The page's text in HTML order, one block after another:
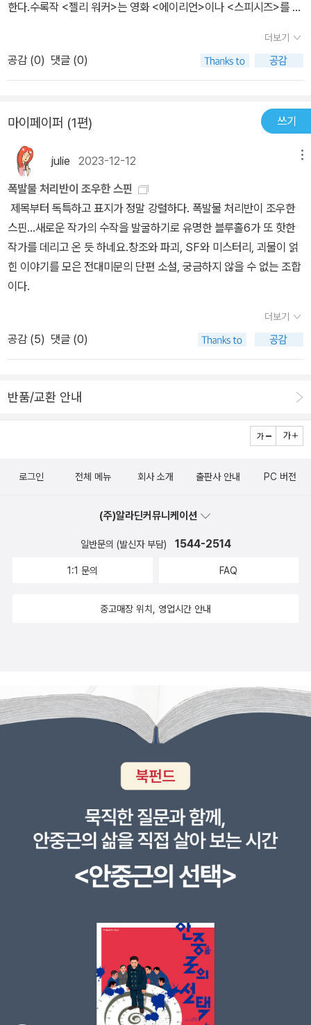
해 들였을 작가의 시간과 정성이 느껴져서 재밌다~! 재미없다~! 단순
하게 평가하기엔 내 자신이 건방지게 느껴질 정도로 숙연해지는 책이
다.😌내노라하는 이름있는 작가들이 내 뻑에 가서 습작처럼 써내려
싶어 헉~!! 하는 감탄과 함께 다시 앞장으로 가~!! 하게 만드는 반전
들은 입틀막~!! 그자체.🫢어렵다로 시작했지만 어렵다라는 생각은
저멀리~빠이빠이.ㆍㆍㆍ호불호가 갈렸던 전작 <테스카틀리포카>
를 나는 너무 재밌게 읽었던 독자였던지라 이 책을 선택하는 것에 한
치의 망설임이 없었다.불호였던 독자들이 많았기에 이 책에 선입견을
갖게 될까 싶어 걱정스럽다.가벼운 미스터리에 싫증나신 분들에게 나
는 이 책을 꼭~!! 읽어보시라 감히 권한다.🙏차원이 다른 미스터리
~!! 오해마시라. 그렇다고 작품성만 갖춘 재미없는 책이 결코 아니다.
😏멋진 단편집을 데려오신 출판사 대표님께 감사의 인사를 들입니
다.🫶
한다.수록작 <젤리 워커>는 영화 <에이리언>이나 <스피시즈>를 떠
을 집어넣는 야쿠자가 등장한다. 그런가하면 연쇄 살인범의 미술품
수집가가 주인공인 <스마일 헤드>도 있다.그런데 어느 하나 똑 부러
지게 장르를 규정하기 어렵다. 그도 그럴 것이, 다분히 SF스러우면서
문. 그래서인지 때론 핍진성이 묘하게 일렁이기도 한다. 하지만 어쩌
랴, 그것이 사토 기와무의 펑크인 걸.
더보기
공감 (0) 댓글 (0)
마이페이퍼 (1편) 쓰기
julie 2023-12-12
폭발물 처리반이 조우한 스핀
제목부터 독특하고 표지가 정말 강렬하다. 폭발물 처리반이 조우한
스핀...새로운 작가의 수작을 발굴하기로 유명한 블루홀6가 또 핫한
작가를 데리고 온 듯 하네요.창조와 파괴, SF와 미스터리, 괴물이 얽
힌 이야기를 모은 전대미문의 단편 소설, 궁금하지 않을 수 없는 조합
이다.
더보기
공감 (5) 댓글 (0)
반품/교환 안내
로그인 전체 메뉴 회사 소개 출판사 안내 PC 버전
(주)알라딘커뮤니케이션
일반문의 (발신자 부담) 1544-2514
1:1 문의 FAQ
중고매장 위치, 영업시간 안내